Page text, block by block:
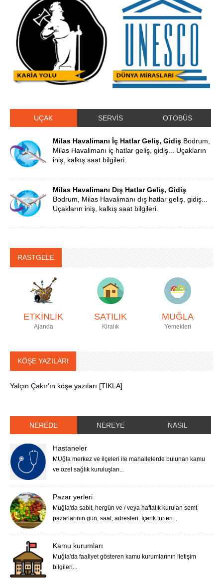
UÇAK SERVİS OTOBÜS
Milas Havalimanı İç Hatlar Geliş, Gidiş Bodrum,
Milas Havalimanı iç hatlar geliş, gidiş... Uçakların
iniş, kalkış saat bilgileri.
Milas Havalimanı Dış Hatlar Geliş, Gidiş
Bodrum, Milas Havalimanı dış hatlar geliş, gidiş...
Uçakların iniş, kalkış saat bilgileri.
RASTGELE
ETKİNLİK
Ajanda
SATILIK
Kiralık
MUĞLA
Yemekleri
KÖŞE YAZILARI
Yalçın Çakır'ın köşe yazıları [TIKLA]
NEREDE NEREYE NASIL
Hastaneler
MUğla merkez ve ilçeleri ile mahallelerde bulunan kamu
ve özel sağlık kuruluşları...
Pazar yerleri
Muğla'da sabit, hergün ve / veya haftalık kurulan semt
pazarlarının gün, saat, adresleri. İçerik türleri...
Kamu kurumları
Muğla'da faaliyet gösteren kamu kurumlarının iletişim
bilgileri...